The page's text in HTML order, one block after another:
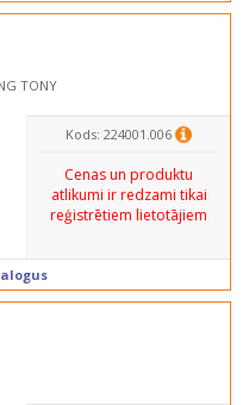
TONY
Kods: 224001.006
Cenas un produktu
atlikumi ir redzami tikai
reģistrētiem lietotājiem